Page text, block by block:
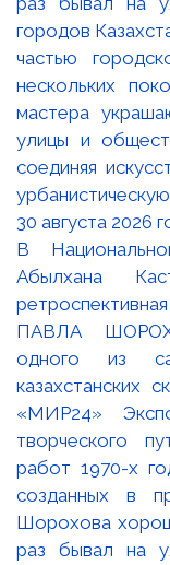
В
Абылхана
ПАВЛА
одного из
казахстанских
«МИР24»
творческого
работ 1970-х
созданных в
Шорохова
раз бывал на